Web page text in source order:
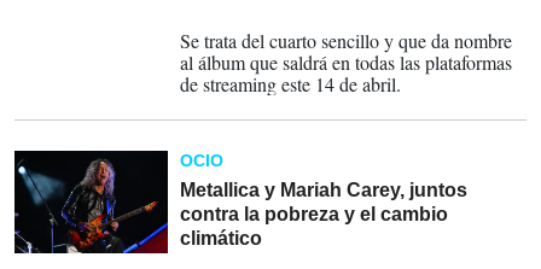
Se trata del cuarto sencillo y que da nombre
al álbum que saldrá en todas las plataformas
de streaming este 14 de abril.
OCIO
Metallica y Mariah Carey, juntos
contra la pobreza y el cambio
climático